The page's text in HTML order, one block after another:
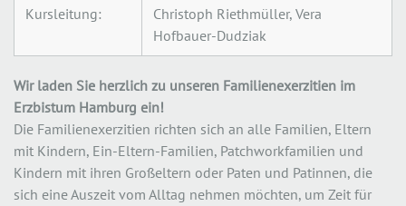
Kursleitung:
Christoph Riethmüller, Vera
Hofbauer-Dudziak
Wir laden Sie herzlich zu unseren Familienexerzitien im
Erzbistum Hamburg ein!
Die Familienexerzitien richten sich an alle Familien, Eltern
mit Kindern, Ein-Eltern-Familien, Patchworkfamilien und
Kindern mit ihren Großeltern oder Paten und Patinnen, die
sich eine Auszeit vom Alltag nehmen möchten, um Zeit für